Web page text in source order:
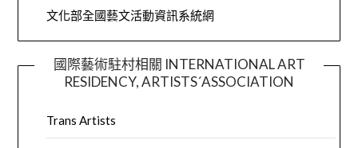
文化部全國藝文活動資訊系統網
國際藝術駐村相關 INTERNATIONAL ART
RESIDENCY, ARTISTS´ASSOCIATION
Trans Artists